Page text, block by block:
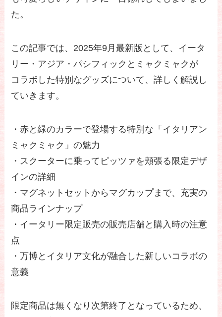
た。
この記事では、2025年9月最新版として、イータ
リー・アジア・パシフィックとミャクミャクが
コラボした特別なグッズについて、詳しく解説し
ていきます。
・赤と緑のカラーで登場する特別な「イタリアン
ミャクミャク」の魅力
・スクーターに乗ってピッツァを頬張る限定デザ
インの詳細
・マグネットセットからマグカップまで、充実の
商品ラインナップ
・イータリー限定販売の販売店舗と購入時の注意
点
・万博とイタリア文化が融合した新しいコラボの
意義
限定商品は無くなり次第終了となっているため、